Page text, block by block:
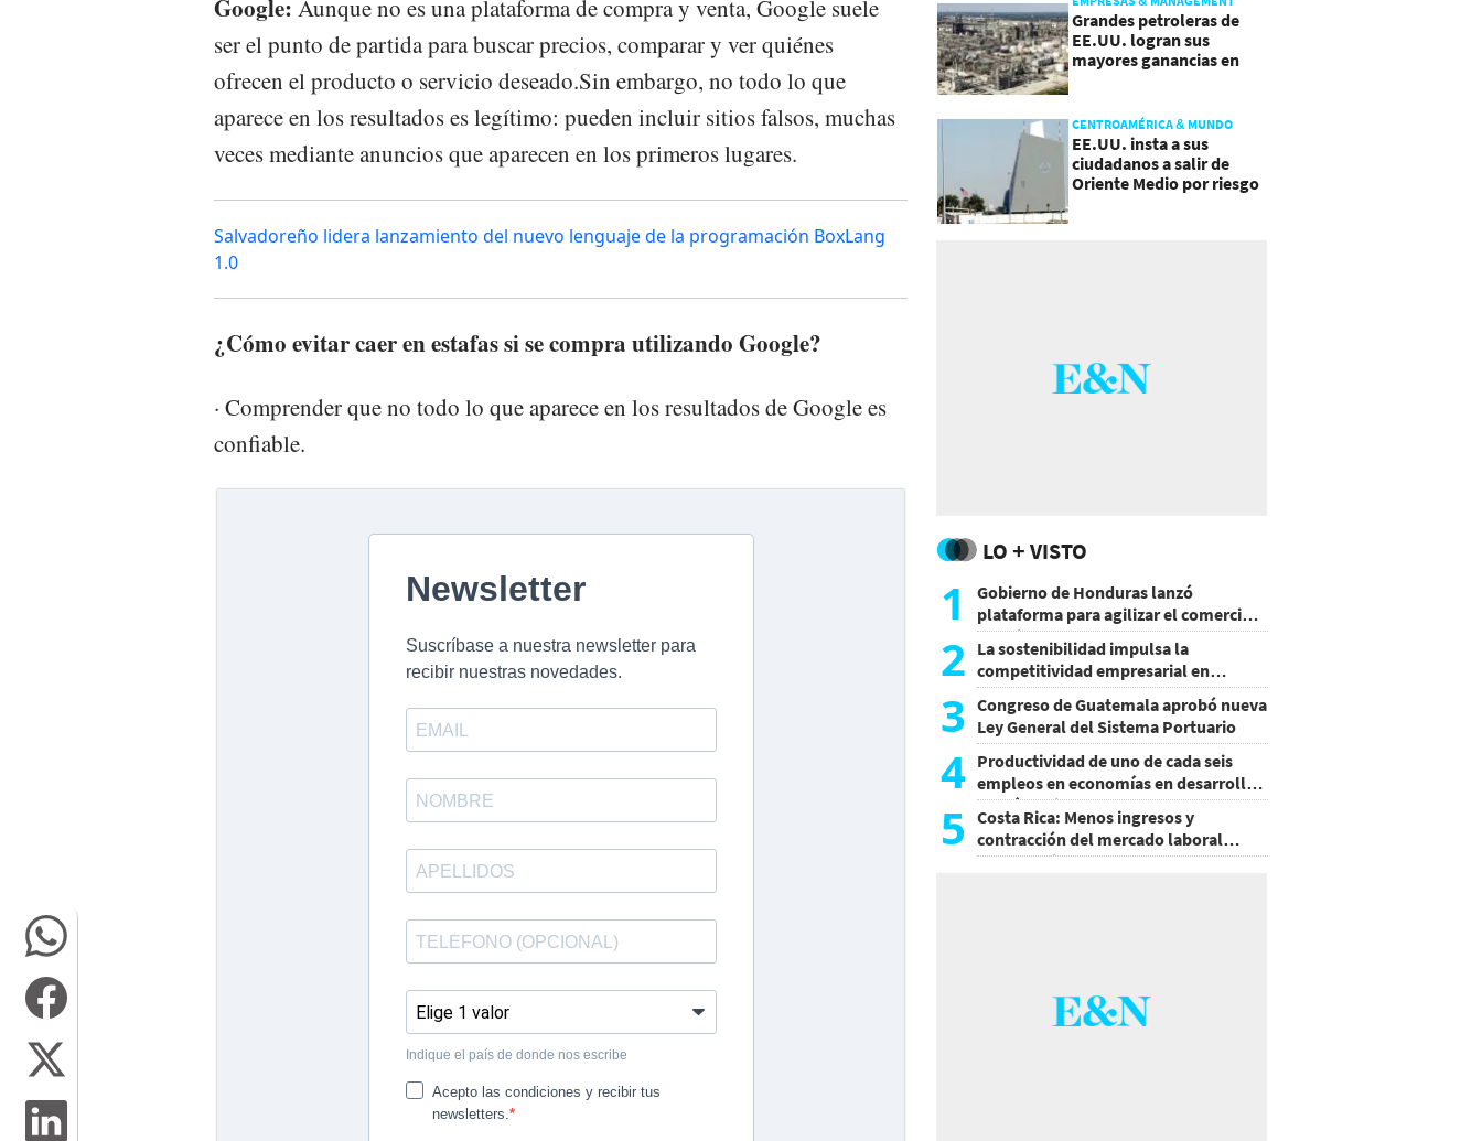
Google: Aunque no es una plataforma de compra y venta, Google suele
ser el punto de partida para buscar precios, comparar y ver quiénes
ofrecen el producto o servicio deseado.Sin embargo, no todo lo que
aparece en los resultados es legítimo: pueden incluir sitios falsos, muchas
veces mediante anuncios que aparecen en los primeros lugares.
Salvadoreño lidera lanzamiento del nuevo lenguaje de la programación BoxLang
1.0
¿Cómo evitar caer en estafas si se compra utilizando Google?
· Comprender que no todo lo que aparece en los resultados de Google es
confiable.
Grandes petroleras de
EE.UU. logran sus
mayores ganancias en
CENTROAMÉRICA & MUNDO
EE.UU. insta a sus
ciudadanos a salir de
Oriente Medio por riesgo
LO + VISTO
1
Gobierno de Honduras lanzó
plataforma para agilizar el comercio
exterior
2 La sostenibilidad impulsa la
competitividad empresarial en
Guatemala
3 Congreso de Guatemala aprobó nueva
Ley General del Sistema Portuario
4 Productividad de uno de cada seis
empleos en economías en desarrollo
podría mejorar por la IA
5
Costa Rica: Menos ingresos y
contracción del mercado laboral
causan baja del consumo